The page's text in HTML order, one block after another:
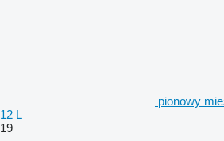
pionowy
12 L
19